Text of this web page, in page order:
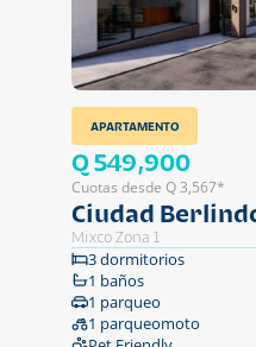
APARTAMENTO
Q 549,900
Cuotas desde Q 3,567*
Ciudad
Mixco Zona 1
3 dormitorios
1 baños
1 parqueo
1 parqueomoto